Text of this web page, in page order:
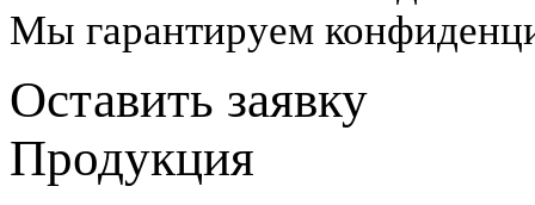
Мы гарантируем
Оставить заявку
Продукция